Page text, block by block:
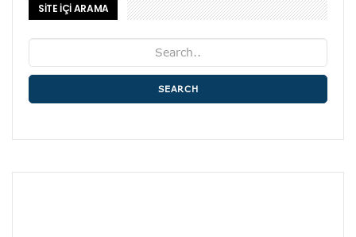
SİTE İÇİ ARAMA
SEARCH